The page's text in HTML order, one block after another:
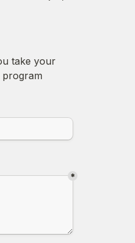
take your
*